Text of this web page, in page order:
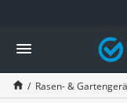
Die beliebtesten
Baumarkt
Tresor feuerfest
Makita-Akku-
Rasen- &